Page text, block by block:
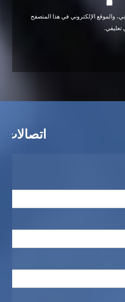
والموقع الإلكتروني في هذا المتصفح
تعليقي.
اتصالات